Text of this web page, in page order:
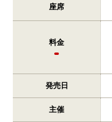
座席
料金
発売日
主催